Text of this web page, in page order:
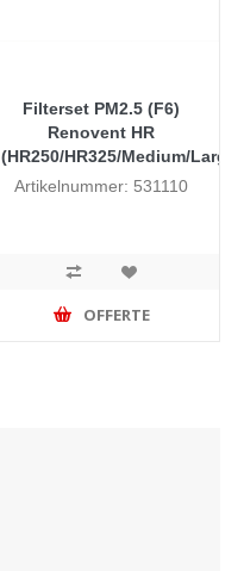
Filterset PM2.5 (F6)
Renovent HR
(HR250/HR325/Medium/Large)
Artikelnummer: 531110
OFFERTE